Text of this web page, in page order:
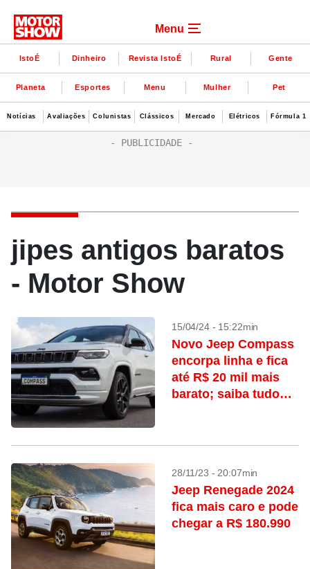
Menu
IstoÉ Dinheiro Revista IstoÉ Rural Gente
Planeta Esportes Menu Mulher Pet
Notícias Avaliações Colunistas Clássicos Mercado Elétricos Fórmula 1
jipes antigos baratos
- Motor Show
15/04/24 - 15:22min
Novo Jeep Compass
encorpa linha e fica
até R$ 20 mil mais
barato; saiba tudo
28/11/23 - 20:07min
Jeep Renegade 2024
fica mais caro e pode
chegar a R$ 180.990